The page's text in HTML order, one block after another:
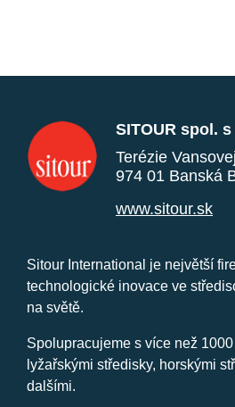
SITOUR spol. s
Terézie
974 01 Banská
www.sitour.sk
Sitour International je největší
technologické inovace ve
na světě.
Spolupracujeme s více než
lyžařskými středisky, horskými
dalšími.